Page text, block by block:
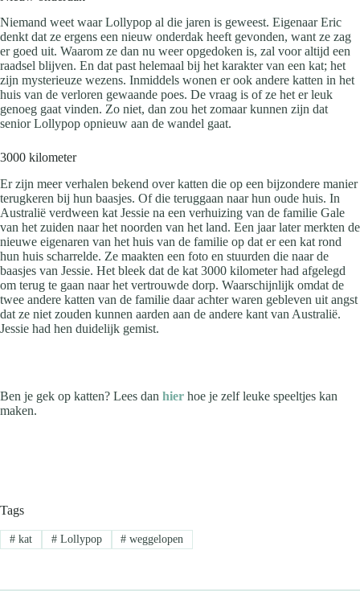
Niemand weet waar Lollypop al die jaren is geweest. Eigenaar Eric
denkt dat ze ergens een nieuw onderdak heeft gevonden, want ze zag
er goed uit. Waarom ze dan nu weer opgedoken is, zal voor altijd een
raadsel blijven. En dat past helemaal bij het karakter van een kat; het
zijn mysterieuze wezens. Inmiddels wonen er ook andere katten in het
huis van de verloren gewaande poes. De vraag is of ze het er leuk
genoeg gaat vinden. Zo niet, dan zou het zomaar kunnen zijn dat
senior Lollypop opnieuw aan de wandel gaat.
3000 kilometer
Er zijn meer verhalen bekend over katten die op een bijzondere manier
terugkeren bij hun baasjes. Of die teruggaan naar hun oude huis. In
Australië verdween kat Jessie na een verhuizing van de familie Gale
van het zuiden naar het noorden van het land. Een jaar later merkten de
nieuwe eigenaren van het huis van de familie op dat er een kat rond
hun huis scharrelde. Ze maakten een foto en stuurden die naar de
baasjes van Jessie. Het bleek dat de kat 3000 kilometer had afgelegd
om terug te gaan naar het vertrouwde dorp. Waarschijnlijk omdat de
twee andere katten van de familie daar achter waren gebleven uit angst
dat ze niet zouden kunnen aarden aan de andere kant van Australië.
Jessie had hen duidelijk gemist.
Ben je gek op katten? Lees dan hier hoe je zelf leuke speeltjes kan
maken.
Tags
#kat #Lollypop # weggelopen